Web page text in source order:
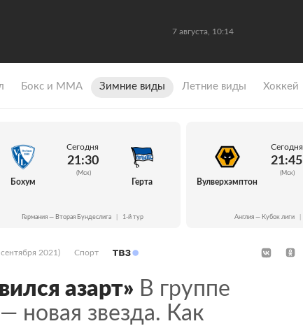
7 августа, 10:14
Бокс и ММА Зимние виды Летние виды Хоккей
Бохум
Сегодня
21:30
(Мск)
Герта
Германия — Вторая Бундеслига 1-й тур
Вулверхэмптон
Сегодня
21:45
(Мск)
Англия — Кубок лиги
2021) Спорт
азарт» В группе
новая звезда. Как